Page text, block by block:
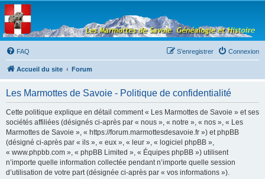
Les Marmottes de
Savoie
Forum d'entraide généalogique
FAQ
Connexion
S’enregistrer
Accueil du site Forum
Les Marmottes de Savoie - Politique de confidentialité
Cette politique explique en détail comment « Les Marmottes de Savoie » et ses
sociétés affiliées (désignés ci-après par « nous », « notre », « nos », « Les
Marmottes de Savoie », « https://forum.marmottesdesavoie.fr ») et phpBB
(désigné ci-après par « ils », « eux », « leur », « logiciel phpBB »,
« www.phpbb.com », « phpBB Limited », « Équipes phpBB ») utilisent
n’importe quelle information collectée pendant n’importe quelle session
d’utilisation de votre part (désignée ci-après par « vos informations »).